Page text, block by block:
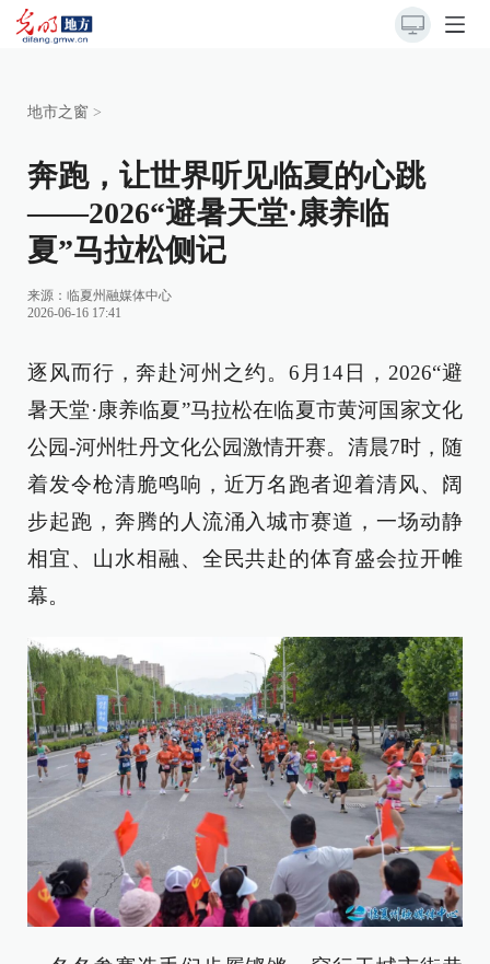
地市之窗 >
奔跑，让世界听见临夏的心跳
——2026“避暑天堂·康养临
夏”马拉松侧记
来源： 临夏州融媒体中心
2026-06-16 17:41
逐风而行，奔赴河州之约。6月14日，2026“避
暑天堂·康养临夏”马拉松在临夏市黄河国家文化
公园-河州牡丹文化公园激情开赛。清晨7时，随
着发令枪清脆鸣响，近万名跑者迎着清风、阔
步起跑，奔腾的人流涌入城市赛道，一场动静
相宜、山水相融、全民共赴的体育盛会拉开帷
幕。